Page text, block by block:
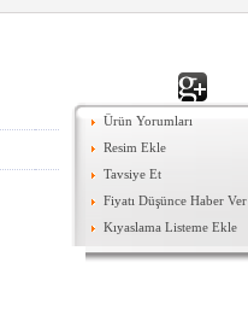
Ürün Yorumları
Resim Ekle
Tavsiye Et
Fiyatı Düşünce Haber Ver
Kıyaslama Listeme Ekle